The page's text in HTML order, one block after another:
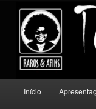
conteúdo
principalToque
Um lugar para quem
principal
Início